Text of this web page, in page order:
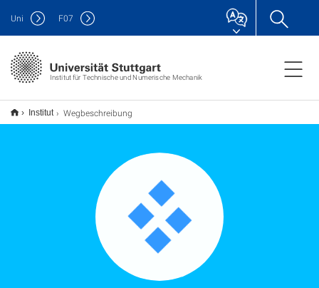
Institut für Technische und Numerische Mechanik
Uni F07
Institut Wegbeschreibung